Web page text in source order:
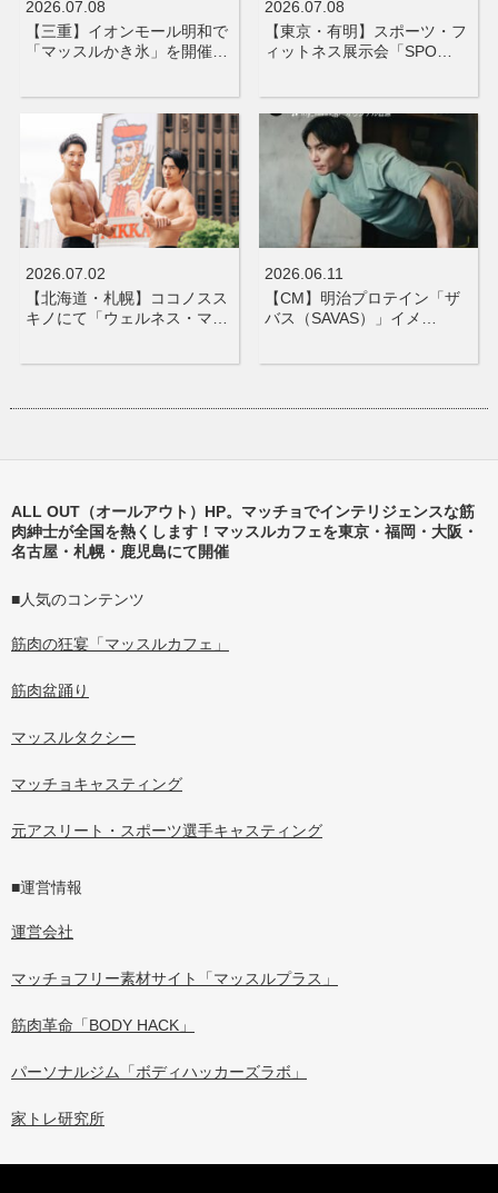
2026.07.08
【三重】イオンモール明和で
「マッスルかき氷」を開催…
2026.07.08
【東京・有明】スポーツ・フ
ィットネス展示会「SPO…
2026.07.02
【北海道・札幌】ココノスス
キノにて「ウェルネス・マ…
2026.06.11
【CM】明治プロテイン「ザ
バス（SAVAS）」イメ…
ALL OUT（オールアウト）HP。マッチョでインテリジェンスな筋
肉紳士が全国を熱くします！マッスルカフェを東京・福岡・大阪・
名古屋・札幌・鹿児島にて開催
■人気のコンテンツ
筋肉の狂宴「マッスルカフェ」
筋肉盆踊り
マッスルタクシー
マッチョキャスティング
元アスリート・スポーツ選手キャスティング
■運営情報
運営会社
マッチョフリー素材サイト「マッスルプラス」
筋肉革命「BODY HACK」
パーソナルジム「ボディハッカーズラボ」
家トレ研究所